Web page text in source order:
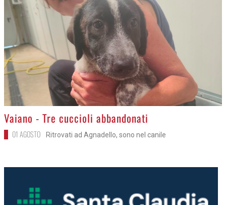
>
Vaiano - Tre cuccioli abbandonati
01 AGOSTO Ritrovati ad Agnadello, sono nel canile